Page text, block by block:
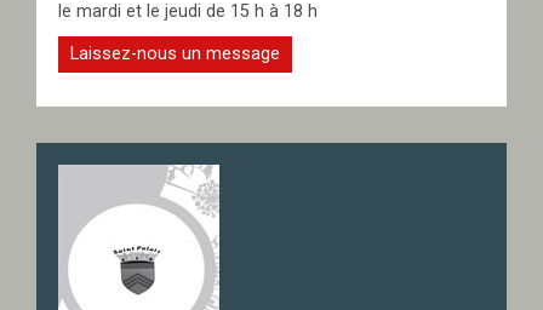
le mardi et le jeudi de 15 h à 18 h
Laissez-nous un message